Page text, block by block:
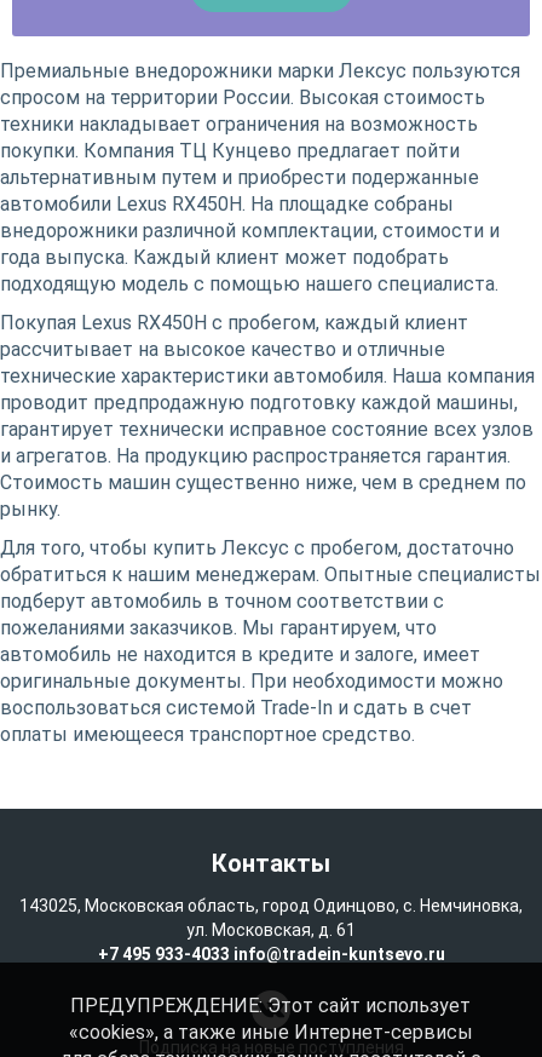
Премиальные внедорожники марки Лексус пользуются
спросом на территории России. Высокая стоимость
техники накладывает ограничения на возможность
покупки. Компания ТЦ Кунцево предлагает пойти
альтернативным путем и приобрести подержанные
автомобили Lexus RX450H. На площадке собраны
внедорожники различной комплектации, стоимости и
года выпуска. Каждый клиент может подобрать
подходящую модель с помощью нашего специалиста.
Покупая Lexus RX450H с пробегом, каждый клиент
рассчитывает на высокое качество и отличные
технические характеристики автомобиля. Наша компания
проводит предпродажную подготовку каждой машины,
гарантирует технически исправное состояние всех узлов
и агрегатов. На продукцию распространяется гарантия.
Стоимость машин существенно ниже, чем в среднем по
рынку.
Для того, чтобы купить Лексус с пробегом, достаточно
обратиться к нашим менеджерам. Опытные специалисты
подберут автомобиль в точном соответствии с
пожеланиями заказчиков. Мы гарантируем, что
автомобиль не находится в кредите и залоге, имеет
оригинальные документы. При необходимости можно
воспользоваться системой Trade-In и сдать в счет
оплаты имеющееся транспортное средство.
Контакты
143025, Московская область, город Одинцово, с. Немчиновка,
ул. Московская, д. 61
+7 495 933-4033 info@tradein-kuntsevo.ru
Подписка на новые поступления
ПРЕДУПРЕЖДЕНИЕ: Этот сайт использует
«cookies», а также иные Интернет-сервисы